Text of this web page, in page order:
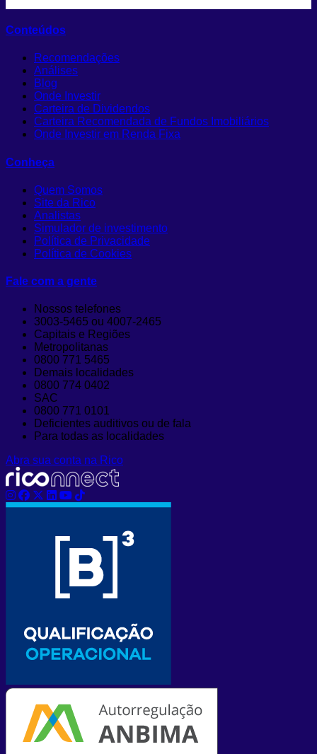
Conteúdos
Recomendações
Análises
Blog
Onde Investir
Carteira de Dividendos
Carteira Recomendada de Fundos Imobiliários
Onde Investir em Renda Fixa
Conheça
Quem Somos
Site da Rico
Analistas
Simulador de investimento
Política de Privacidade
Política de Cookies
Fale com a gente
Nossos telefones
3003-5465 ou 4007-2465
Capitais e Regiões
Metropolitanas
0800 771 5465
Demais localidades
0800 774 0402
SAC
0800 771 0101
Deficientes auditivos ou de fala
Para todas as localidades
Abra sua conta na Rico